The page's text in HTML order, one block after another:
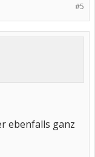
#5
ebenfalls ganz